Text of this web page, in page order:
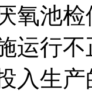
氧池
运行
入生